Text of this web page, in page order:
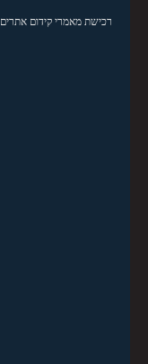
רכישת מאמרי קידום אתרים